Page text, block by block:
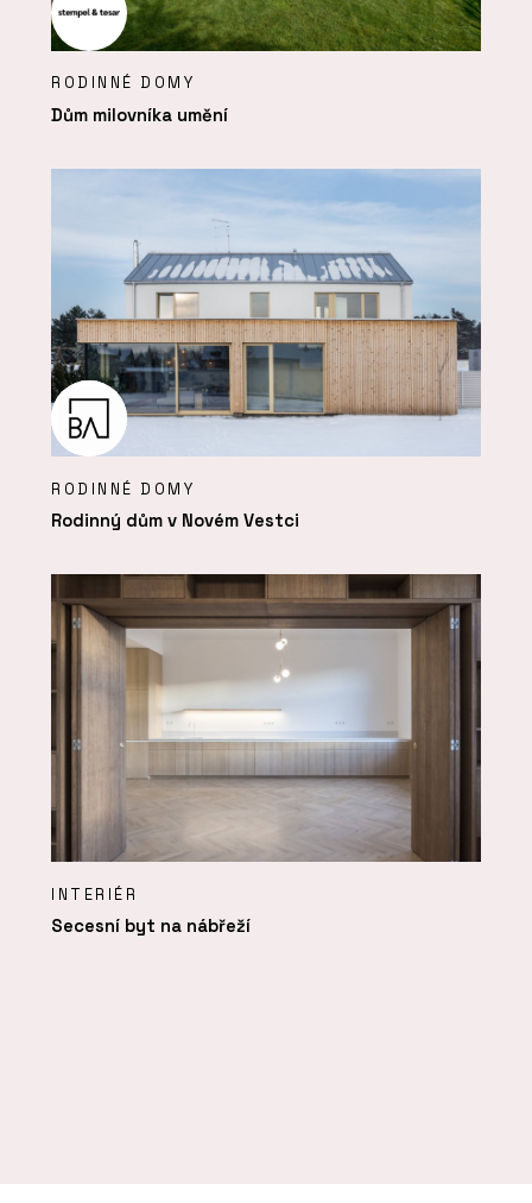
RODINNÉ DOMY
Dům milovníka umění
RODINNÉ DOMY
Rodinný dům v Novém Vestci
INTERIÉR
Secesní byt na nábřeží